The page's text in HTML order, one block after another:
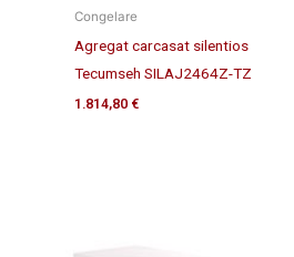
Congelare
Agregat carcasat silentios
Tecumseh SILAJ2464Z-TZ
1.814,80 €